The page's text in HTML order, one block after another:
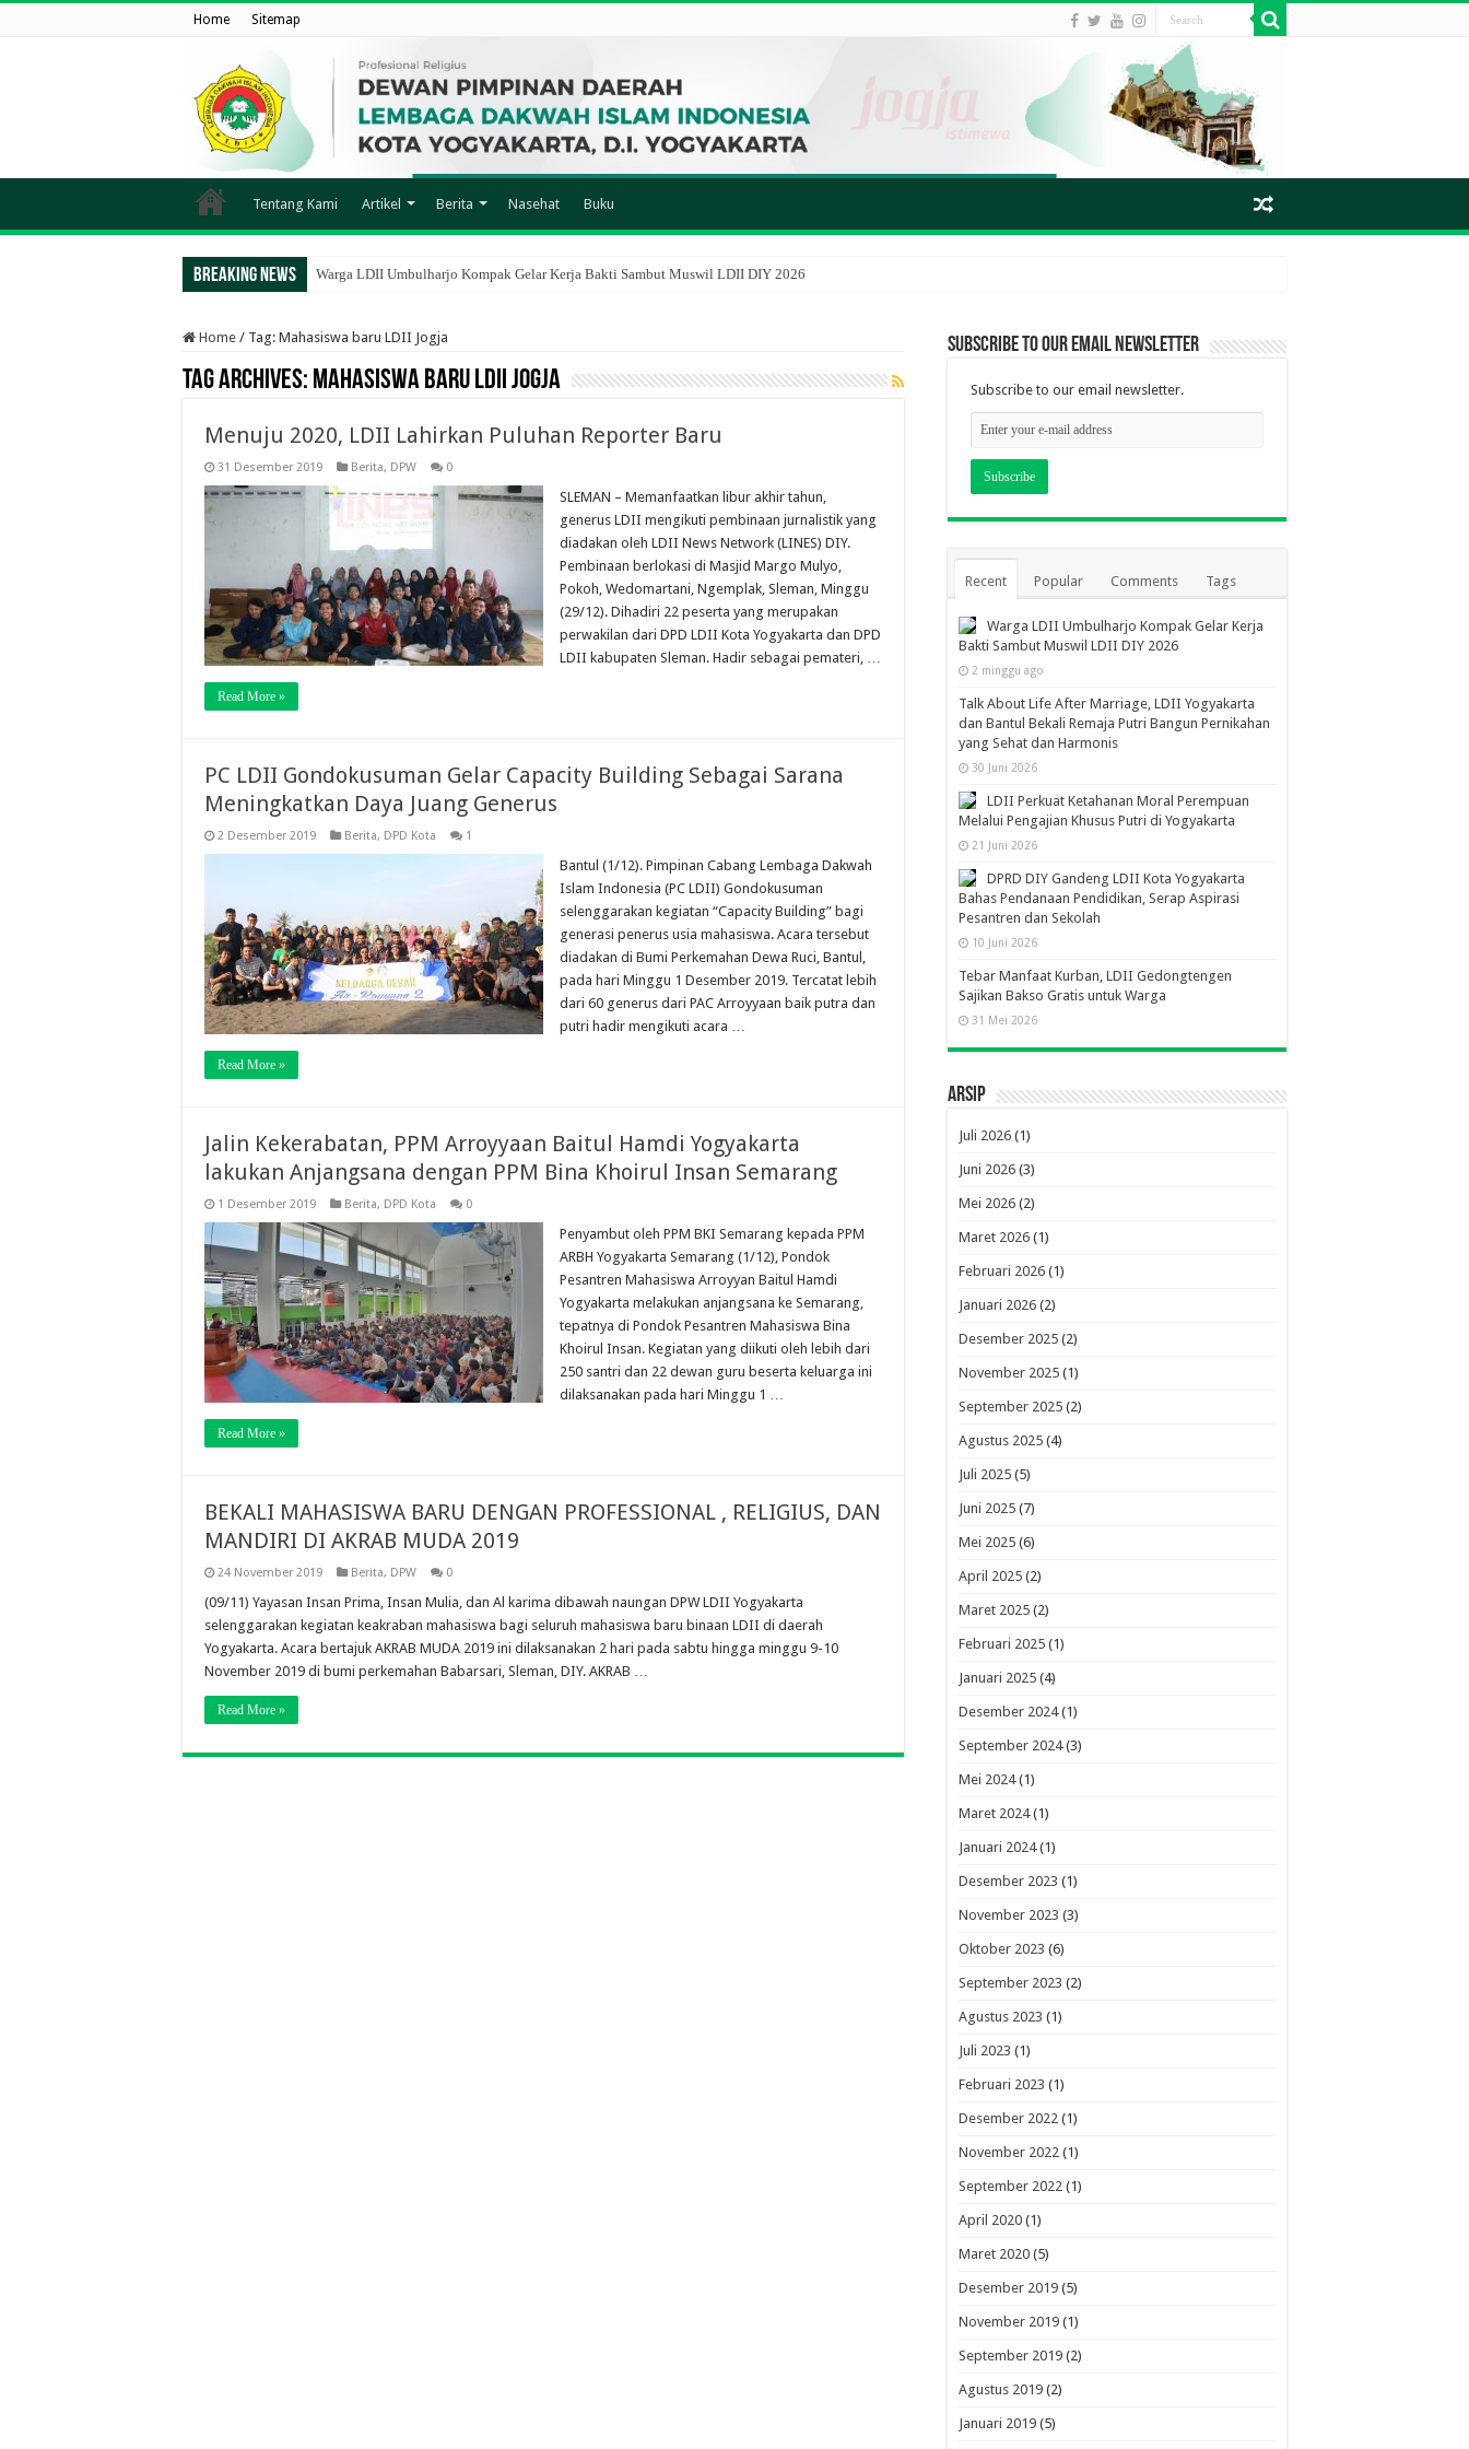
Home Sitemap
Tentang Kami Artikel Berita Nasehat Buku
Breaking News Warga LDII Umbulharjo Kompak Gelar Kerja Bakti Sambut Muswil LDII DIY 2026
Home / Tag: Mahasiswa baru LDII Jogja
Tag Archives: Mahasiswa baru LDII Jogja
Menuju 2020, LDII Lahirkan Puluhan Reporter Baru
31 Desember 2019 Berita, DPW 0
SLEMAN – Memanfaatkan libur akhir tahun,
generus LDII mengikuti pembinaan jurnalistik yang
diadakan oleh LDII News Network (LINES) DIY.
Pembinaan berlokasi di Masjid Margo Mulyo,
Pokoh, Wedomartani, Ngemplak, Sleman, Minggu
(29/12). Dihadiri 22 peserta yang merupakan
perwakilan dari DPD LDII Kota Yogyakarta dan DPD
LDII kabupaten Sleman. Hadir sebagai pemateri, …
Read More »
PC LDII Gondokusuman Gelar Capacity Building Sebagai Sarana
Meningkatkan Daya Juang Generus
2 Desember 2019 Berita, DPD Kota 1
Bantul (1/12). Pimpinan Cabang Lembaga Dakwah
Islam Indonesia (PC LDII) Gondokusuman
selenggarakan kegiatan “Capacity Building” bagi
generasi penerus usia mahasiswa. Acara tersebut
diadakan di Bumi Perkemahan Dewa Ruci, Bantul,
pada hari Minggu 1 Desember 2019. Tercatat lebih
dari 60 generus dari PAC Arroyyaan baik putra dan
putri hadir mengikuti acara …
Read More »
Jalin Kekerabatan, PPM Arroyyaan Baitul Hamdi Yogyakarta
lakukan Anjangsana dengan PPM Bina Khoirul Insan Semarang
1 Desember 2019 Berita, DPD Kota 0
Penyambut oleh PPM BKI Semarang kepada PPM
ARBH Yogyakarta Semarang (1/12), Pondok
Pesantren Mahasiswa Arroyyan Baitul Hamdi
Yogyakarta melakukan anjangsana ke Semarang,
tepatnya di Pondok Pesantren Mahasiswa Bina
Khoirul Insan. Kegiatan yang diikuti oleh lebih dari
250 santri dan 22 dewan guru beserta keluarga ini
dilaksanakan pada hari Minggu 1 …
Read More »
BEKALI MAHASISWA BARU DENGAN PROFESSIONAL , RELIGIUS, DAN
MANDIRI DI AKRAB MUDA 2019
24 November 2019 Berita, DPW 0
(09/11) Yayasan Insan Prima, Insan Mulia, dan Al karima dibawah naungan DPW LDII Yogyakarta
selenggarakan kegiatan keakraban mahasiswa bagi seluruh mahasiswa baru binaan LDII di daerah
Yogyakarta. Acara bertajuk AKRAB MUDA 2019 ini dilaksanakan 2 hari pada sabtu hingga minggu 9-10
November 2019 di bumi perkemahan Babarsari, Sleman, DIY. AKRAB …
Read More »
Subscribe to our email newsletter
Subscribe to our email newsletter.
Recent Popular Comments Tags
Warga LDII Umbulharjo Kompak Gelar Kerja
Bakti Sambut Muswil LDII DIY 2026
2 minggu ago
Talk About Life After Marriage, LDII Yogyakarta
dan Bantul Bekali Remaja Putri Bangun Pernikahan
yang Sehat dan Harmonis
30 Juni 2026
LDII Perkuat Ketahanan Moral Perempuan
Melalui Pengajian Khusus Putri di Yogyakarta
21 Juni 2026
DPRD DIY Gandeng LDII Kota Yogyakarta
Bahas Pendanaan Pendidikan, Serap Aspirasi
Pesantren dan Sekolah
10 Juni 2026
Tebar Manfaat Kurban, LDII Gedongtengen
Sajikan Bakso Gratis untuk Warga
31 Mei 2026
Arsip
Juli 2026 (1)
Juni 2026 (3)
Mei 2026 (2)
Maret 2026 (1)
Februari 2026 (1)
Januari 2026 (2)
Desember 2025 (2)
November 2025 (1)
September 2025 (2)
Agustus 2025 (4)
Juli 2025 (5)
Juni 2025 (7)
Mei 2025 (6)
April 2025 (2)
Maret 2025 (2)
Februari 2025 (1)
Januari 2025 (4)
Desember 2024(1)
September 2024(3)
Mei 2024(1)
Maret 2024(1)
Januari 2024(1)
Desember 2023 (1)
November 2023 (3)
Oktober 2023 (6)
September 2023 (2)
Agustus 2023 (1)
Juli 2023 (1)
Februari 2023 (1)
Desember 2022 (1)
November 2022 (1)
September 2022 (1)
April 2020 (1)
Maret 2020 (5)
Desember 2019 (5)
November 2019 (1)
September 2019 (2)
Agustus 2019 (2)
Januari 2019 (5)